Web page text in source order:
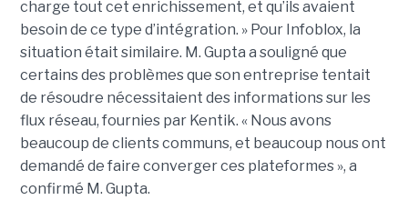
charge tout cet enrichissement, et qu’ils avaient
besoin de ce type d’intégration. » Pour Infoblox, la
situation était similaire. M. Gupta a souligné que
certains des problèmes que son entreprise tentait
de résoudre nécessitaient des informations sur les
flux réseau, fournies par Kentik. « Nous avons
beaucoup de clients communs, et beaucoup nous ont
demandé de faire converger ces plateformes », a
confirmé M. Gupta.